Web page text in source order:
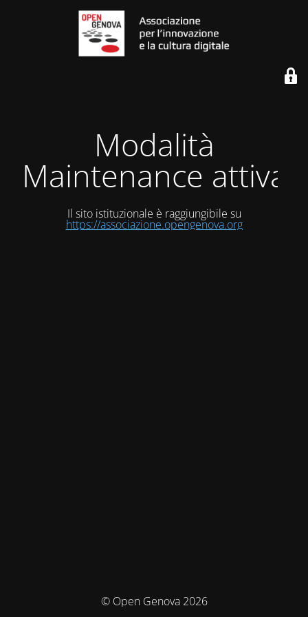
Modalità
Maintenance attiva
Il sito istituzionale è raggiungibile su
https://associazione.opengenova.org
© Open Genova 2026